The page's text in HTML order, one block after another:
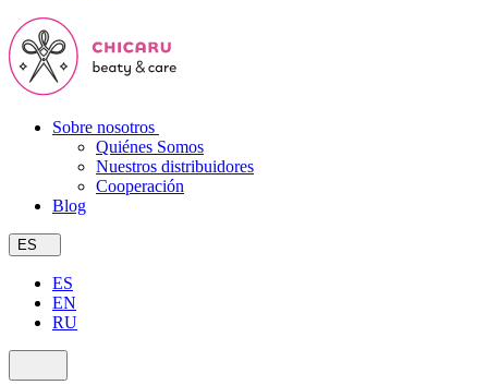
Sobre nosotros
Quiénes Somos
Nuestros distribuidores
Cooperación
Blog
ES
ES
EN
RU